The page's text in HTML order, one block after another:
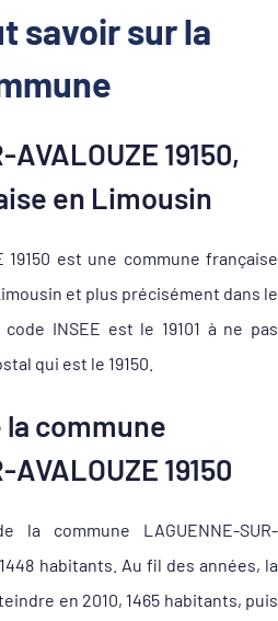
savoir sur la
19150,
en Limousin
19150 est une commune française
et plus précisément dans le
INSEE est le 19101 à ne pas
qui est le 19150.
commune
19150
la commune LAGUENNE-SUR-
1448 habitants. Au fil des années, la
en 2010, 1465 habitants, puis